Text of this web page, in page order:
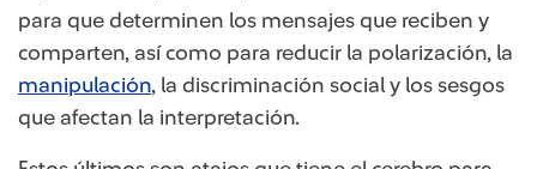
para que determinen los mensajes que reciben y
comparten, así como para reducir la polarización, la
manipulación, la discriminación social y los sesgos
que afectan la interpretación.